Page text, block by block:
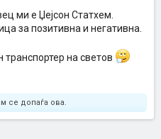
ми е Џејсон Статхем.
за позитивна и негативна.
на светов
се допаѓа ова.